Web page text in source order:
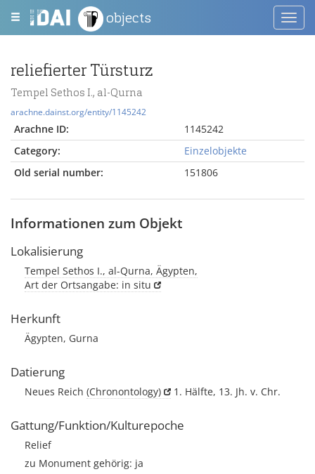
objects
reliefierter Türsturz
Tempel Sethos I., al-Qurna
arachne.dainst.org/entity/1145242
Arachne ID:
1145242
Category:
Einzelobjekte
Old serial number:
151806
Informationen zum Objekt
Lokalisierung
Tempel Sethos I., al-Qurna, Ägypten,
Art der Ortsangabe: in situ
Herkunft
Ägypten, Gurna
Datierung
Neues Reich (Chronontology) 1. Hälfte, 13. Jh. v. Chr.
Gattung/Funktion/Kulturepoche
Relief
zu Monument gehörig: ja